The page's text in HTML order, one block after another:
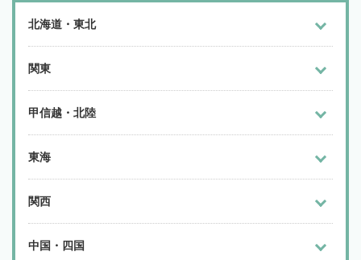
北海道・東北
関東
甲信越・北陸
東海
関西
中国・四国